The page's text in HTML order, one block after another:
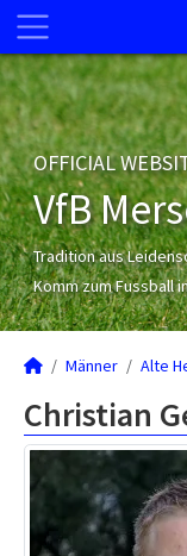
OFFICIAL
VfB
Tradition aus
Komm zum Fussball
Männer Alte
Christian